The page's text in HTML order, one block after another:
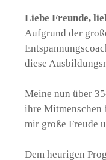
Liebe Freunde,
Aufgrund der
diese
Meine nun über
ihre Mitmenschen
mir große Freude
Dem heurigen